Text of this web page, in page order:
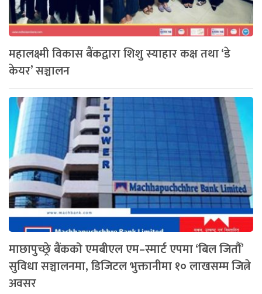
महालक्ष्मी विकास बैंकद्वारा शिशु स्याहार कक्ष तथा ‘डे
केयर’ सञ्चालन
माछापुच्छ्रे बैंकको एमबीएल एम–स्मार्ट एपमा ‘बिल जितौं’
सुविधा सञ्चालनमा, डिजिटल भुक्तानीमा १० लाखसम्म जित्ने
अवसर